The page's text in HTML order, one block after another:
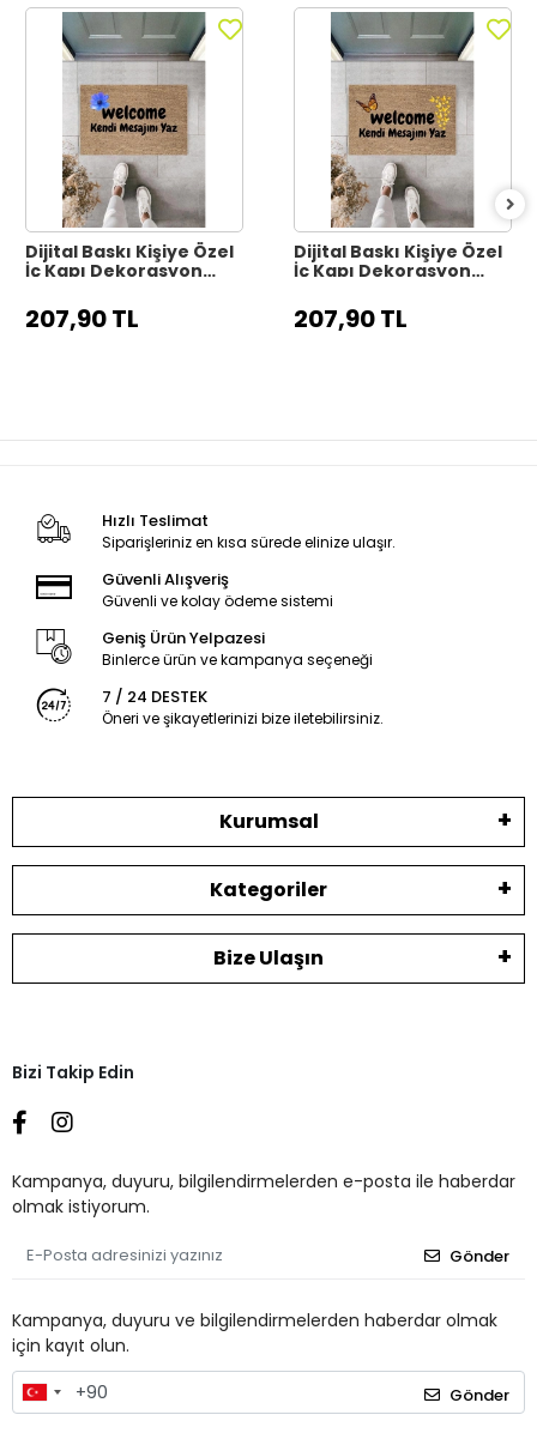
Dijital Baskı Kişiye Özel
İç Kapı Dekorasyon
207,90 TL
Dijital Baskı Kişiye Özel
İç Kapı Dekorasyon
207,90 TL
Hızlı Teslimat
Siparişleriniz en kısa sürede elinize ulaşır.
Güvenli Alışveriş
Güvenli ve kolay ödeme sistemi
Geniş Ürün Yelpazesi
Binlerce ürün ve kampanya seçeneği
7 / 24 DESTEK
Öneri ve şikayetlerinizi bize iletebilirsiniz.
Kurumsal
Kategoriler
Bize Ulaşın
Bizi Takip Edin
Kampanya, duyuru, bilgilendirmelerden e-posta ile haberdar
olmak istiyorum.
Gönder
Kampanya, duyuru ve bilgilendirmelerden haberdar olmak
için kayıt olun.
Gönder